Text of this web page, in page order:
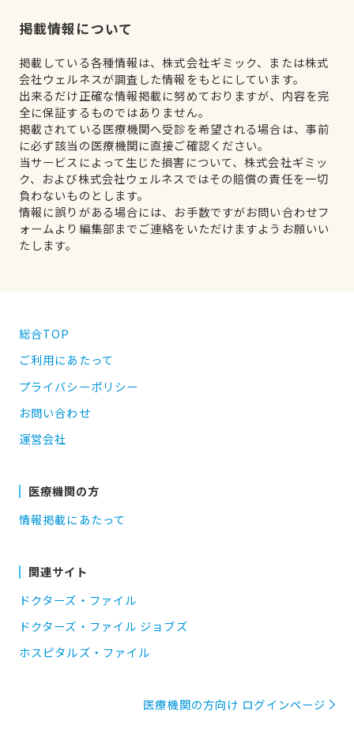
掲載情報について
掲載している各種情報は、株式会社ギミック、または株式
会社ウェルネスが調査した情報をもとにしています。
出来るだけ正確な情報掲載に努めておりますが、内容を完
全に保証するものではありません。
掲載されている医療機関へ受診を希望される場合は、事前
に必ず該当の医療機関に直接ご確認ください。
当サービスによって生じた損害について、株式会社ギミッ
ク、および株式会社ウェルネスではその賠償の責任を一切
負わないものとします。
情報に誤りがある場合には、お手数ですがお問い合わせフ
ォームより編集部までご連絡をいただけますようお願いい
たします。
総合TOP
ご利用にあたって
プライバシーポリシー
お問い合わせ
運営会社
医療機関の方
情報掲載にあたって
関連サイト
ドクターズ・ファイル
ドクターズ・ファイル ジョブズ
ホスピタルズ・ファイル
医療機関の方向け ログインページ